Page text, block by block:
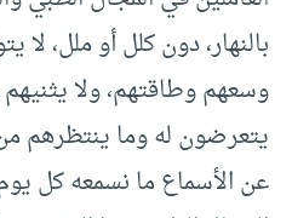
بالنهار، دون كلل أو ملل،
وسعهم وطاقتهم، ولا
يتعرضون له وما ينتظرهم
عن الأسماع ما نسمعه كل